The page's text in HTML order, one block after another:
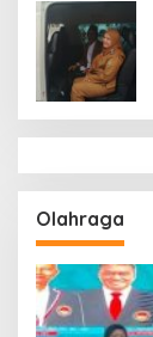
Olahraga